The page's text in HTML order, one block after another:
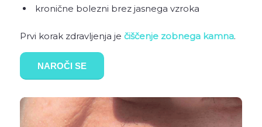
kronične bolezni brez jasnega vzroka
Prvi korak zdravljenja je čiščenje zobnega kamna.
NAROČI SE